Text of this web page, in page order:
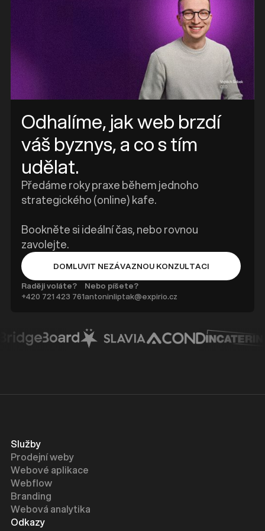
Odhalíme, jak web brzdí
váš byznys, a co s tím
udělat.
Předáme roky praxe během jednoho
strategického (online) kafe.
Bookněte si ideální čas, nebo rovnou
zavolejte.
DOMLUVIT NEZÁVAZNOU KONZULTACI
Raději voláte?
+420 ‭721 423 761
Nebo píšete?
antoninliptak@expirio.cz
Služby
Prodejní weby
Webové aplikace
Webflow
Branding
Webová analytika
Odkazy